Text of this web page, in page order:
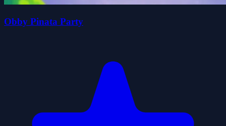
Obby Pinata Party